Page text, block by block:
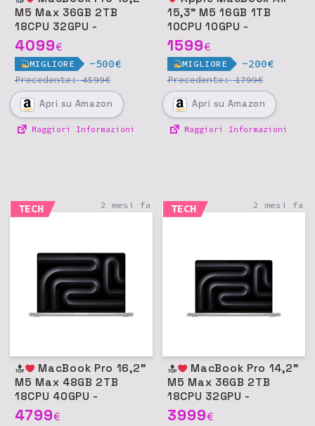
M5 Max 36GB 2TB
18CPU 32GPU -
Argento
4099€
MIGLIORE -500€
Precedente:4599€
Apri su Amazon
Maggiori Informazioni
15,3" M5 16GB 1TB
10CPU 10GPU -
Galassia
1599€
MIGLIORE -200€
Precedente:1799€
Apri su Amazon
Maggiori Informazioni
TECH 2 mesi fa
M5 Max 48GB 2TB
18CPU 40GPU -
Argento
4799€
TECH 2 mesi fa
M5 Max 36GB 2TB
18CPU 32GPU -
Argento
3999€